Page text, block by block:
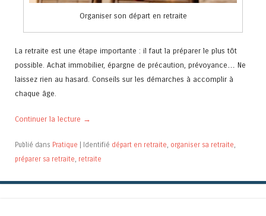
Organiser son départ en retraite
La retraite est une étape importante : il faut la préparer le plus tôt
possible. Achat immobilier, épargne de précaution, prévoyance… Ne
laissez rien au hasard. Conseils sur les démarches à accomplir à
chaque âge.
Continuer la lecture →
Publié dans Pratique Identifié départ en retraite, organiser sa retraite,
préparer sa retraite, retraite